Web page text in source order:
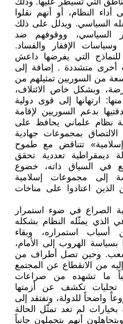
النظام، أو أنهم نقلوا
السياسي. ويدلل على ذلك
السياسي، ووقوفهم ضد
وسياسات الإفقار والفساد.
التي يفرضها داعش
أخرى متشددة . إضافة إلى
من السوريين تمثيلهم من
وبشكل خاص الائتلاف،
ارتهانها إلى قوى دولية
بدعم السوريين لإقامة
نظام علماني يحافظ على
الالتصاق بمجموعات جهادية
تتناقض مع طموح
ديمقراطية تعددية تحقق
في السياق ذاته، خضوع
إلى مجموعات إسلامية
الذين اعتادوا على مناخات
الصراع في ضوء استمرار
الذي يمثّله النظام بشكله
أسباب استمراره، وبقاء
الهروب إلى الأمام،
الشعب. وحين تصل أطراف من
من الانقطاع عن المجتمع
ما تشهده من صراعات
تجليات تكشف عن أزمتها
واضحاً للدولة، وتفتقد إلى
بخيارات لم تعد تمثّل الحالة
أنهم يتحملون جانباً